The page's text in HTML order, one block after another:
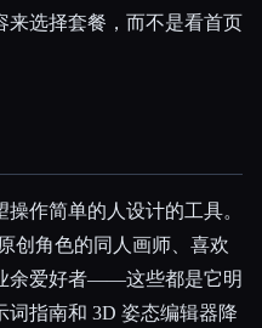
来选择套餐，而不是看首页
作简单的人设计的工具。
创角色的同人画师、喜欢
余爱好者——这些都是它明
指南和 3D 姿态编辑器降